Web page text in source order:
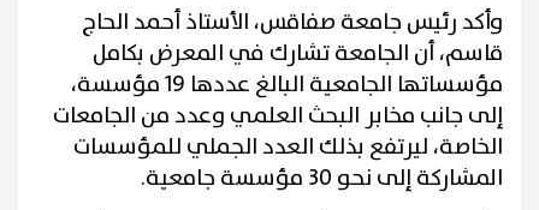
وأكد رئيس جامعة صفاقس، الأستاذ أحمد الحاج
قاسم، أن الجامعة تشارك في المعرض بكامل
مؤسساتها الجامعية البالغ عددها 19 مؤسسة،
إلى جانب مخابر البحث العلمي وعدد من الجامعات
الخاصة، ليرتفع بذلك العدد الجملي للمؤسسات
المشاركة إلى نحو 30 مؤسسة جامعية.